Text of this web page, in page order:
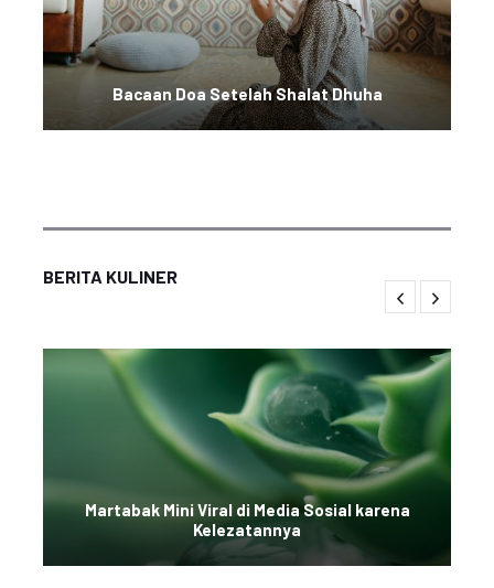
Bacaan Doa Setelah Shalat Dhuha
BERITA KULINER
Martabak Mini Viral di Media Sosial karena
Kelezatannya